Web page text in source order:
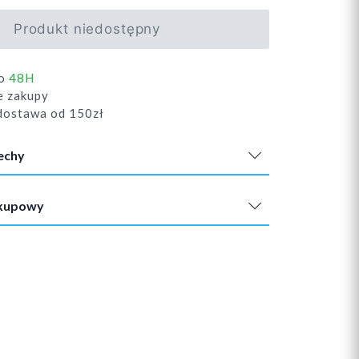
Produkt niedostępny
48H
zakupy
od 150zł